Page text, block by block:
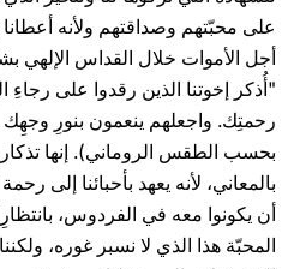
على محبّتهم وصداقتهم ولأنه
أجل الأموات خلال القداس
"أُذكر إخوتنا الذين رقدوا على رجاءِ
رحمتِك. واجعلهم ينعمون بنورِ وجهِك
بحسب الطقس الروماني). إنها
بالمعاني، لأنه يعهد بأحبائنا إلى
أن يكونوا معه في الفردوس،
المحبّة هذا الذي لا نسبر غوره،